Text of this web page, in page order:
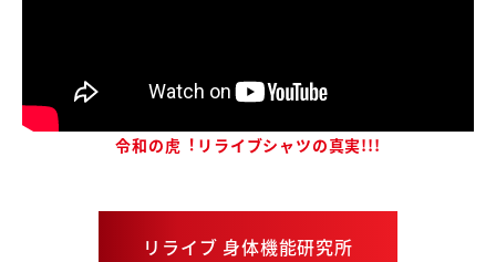
令和の⻁︕リライブシャツの真実!!!
リライブ ⾝体機能研究所